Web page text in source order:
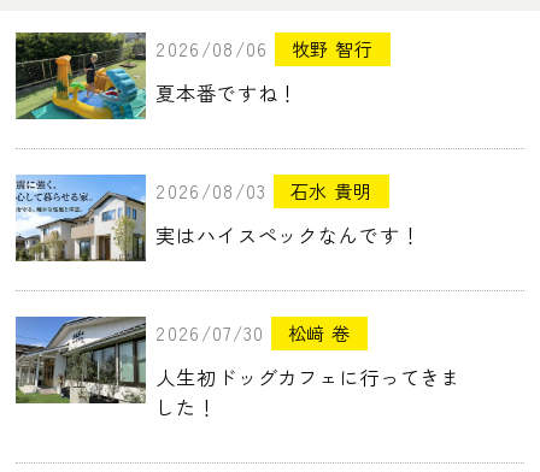
2026/08/06 牧野 智行
夏本番ですね！
2026/08/03 石水 貴明
実はハイスペックなんです！
2026/07/30 松﨑 卷
人生初ドッグカフェに行ってきま
した！